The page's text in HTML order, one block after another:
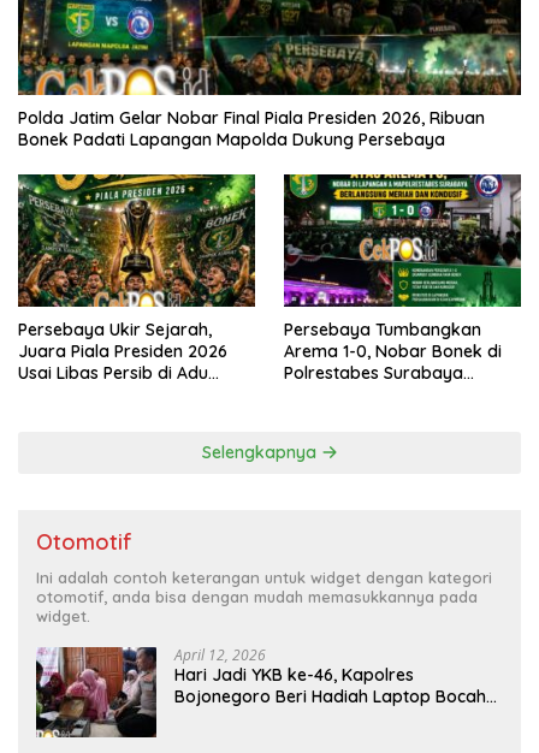
Polda Jatim Gelar Nobar Final Piala Presiden 2026, Ribuan
Bonek Padati Lapangan Mapolda Dukung Persebaya
Persebaya Ukir Sejarah,
Juara Piala Presiden 2026
Usai Libas Persib di Adu
Persebaya Tumbangkan
Arema 1-0, Nobar Bonek di
Polrestabes Surabaya
Selengkapnya
Otomotif
Ini adalah contoh keterangan untuk widget dengan kategori
otomotif, anda bisa dengan mudah memasukkannya pada
widget.
April 12, 2026
Hari Jadi YKB ke-46, Kapolres
Bojonegoro Beri Hadiah Laptop Bocah